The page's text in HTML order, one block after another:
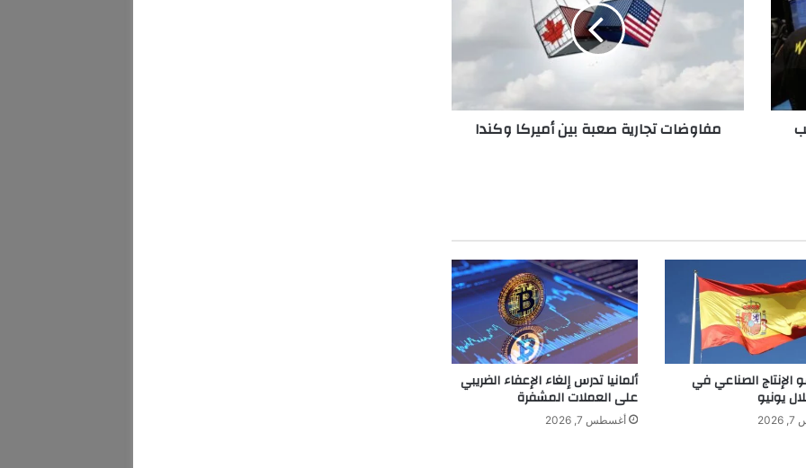
ض
ت
ج
ب
ة
ي
ن
أ
ي
مفاوضات تجارية صعبة بين أميركا وكندا
الإنتاج الصناعي في
يونيو
ألمانيا تدرس إلغاء الإعفاء الضريبي
على العملات المشفرة
أغسطس 7, 2026